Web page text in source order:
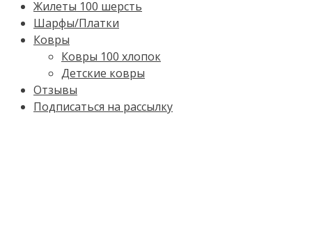
Жилеты 100 шерсть
Шарфы/Платки
Ковры
Ковры 100 хлопок
Детские ковры
Отзывы
Подписаться на рассылку